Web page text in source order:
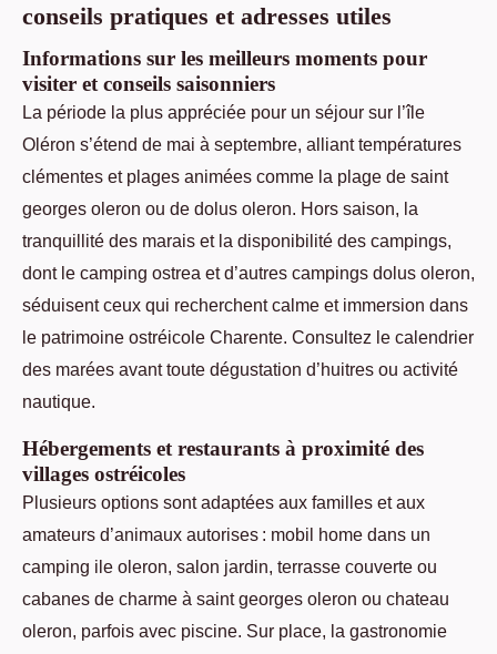
conseils pratiques et adresses utiles
Informations sur les meilleurs moments pour
visiter et conseils saisonniers
La période la plus appréciée pour un séjour sur l’île
Oléron s’étend de mai à septembre, alliant températures
clémentes et plages animées comme la plage de saint
georges oleron ou de dolus oleron. Hors saison, la
tranquillité des marais et la disponibilité des campings,
dont le camping ostrea et d’autres campings dolus oleron,
séduisent ceux qui recherchent calme et immersion dans
le patrimoine ostréicole Charente. Consultez le calendrier
des marées avant toute dégustation d’huitres ou activité
nautique.
Hébergements et restaurants à proximité des
villages ostréicoles
Plusieurs options sont adaptées aux familles et aux
amateurs d’animaux autorises : mobil home dans un
camping ile oleron, salon jardin, terrasse couverte ou
cabanes de charme à saint georges oleron ou chateau
oleron, parfois avec piscine. Sur place, la gastronomie